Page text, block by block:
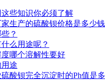
些知识你必须了解
生产的硫酸钡价格是多少
？
么用途呢？
哪个溶解性要好
途
酸钡完全沉淀时的Ph值是